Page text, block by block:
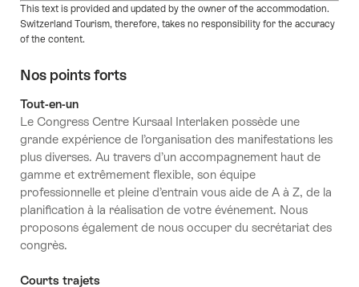
This text is provided and updated by the owner of the accommodation.
Switzerland Tourism, therefore, takes no responsibility for the accuracy
of the content.
Nos points forts
Tout-en-un
Le Congress Centre Kursaal Interlaken possède une
grande expérience de l’organisation des manifestations les
plus diverses. Au travers d’un accompagnement haut de
gamme et extrêmement flexible, son équipe
professionnelle et pleine d’entrain vous aide de A à Z, de la
planification à la réalisation de votre événement. Nous
proposons également de nous occuper du secrétariat des
congrès.
Courts trajets